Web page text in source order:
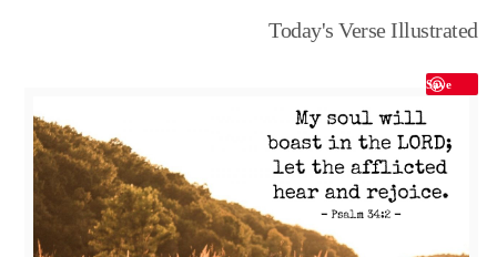
Today's Verse Illustrated
Save